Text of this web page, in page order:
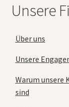
Unsere
Über uns
Unsere
Warum unsere
sind